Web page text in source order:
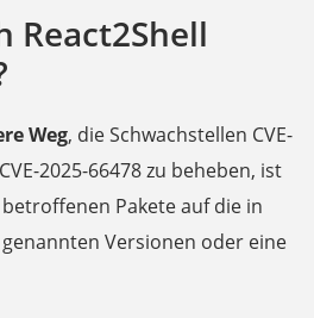
React2Shell
Weg, die Schwachstellen CVE-
2025-66478 zu beheben, ist
Pakete auf die in
Versionen oder eine